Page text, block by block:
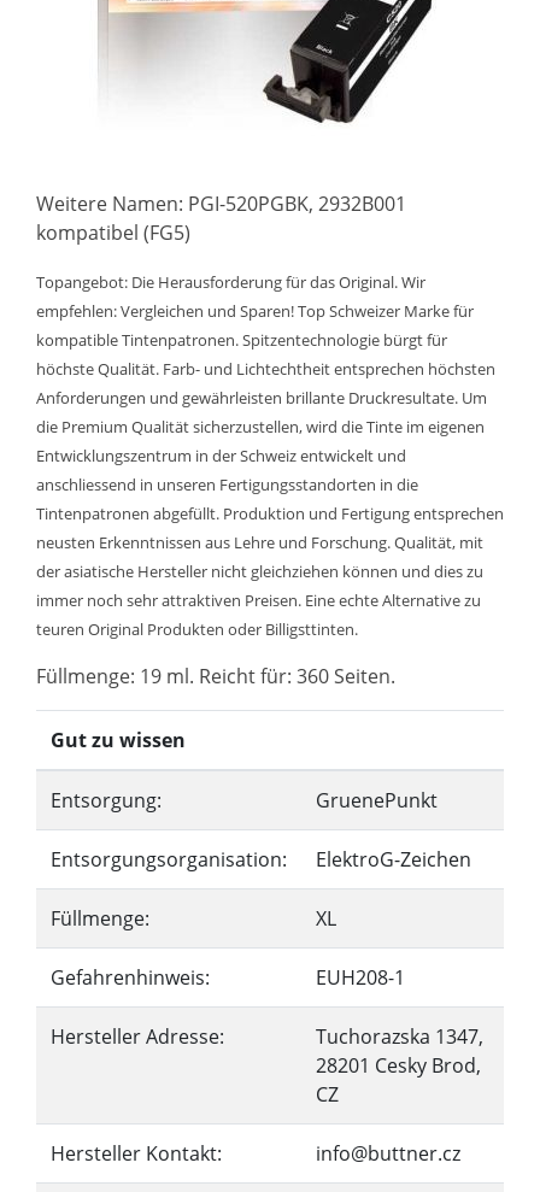
Weitere Namen: PGI-520PGBK, 2932B001
kompatibel (FG5)
Topangebot: Die Herausforderung für das Original. Wir
empfehlen: Vergleichen und Sparen! Top Schweizer Marke für
kompatible Tintenpatronen. Spitzentechnologie bürgt für
höchste Qualität. Farb- und Lichtechtheit entsprechen höchsten
Anforderungen und gewährleisten brillante Druckresultate. Um
die Premium Qualität sicherzustellen, wird die Tinte im eigenen
Entwicklungszentrum in der Schweiz entwickelt und
anschliessend in unseren Fertigungsstandorten in die
Tintenpatronen abgefüllt. Produktion und Fertigung entsprechen
neusten Erkenntnissen aus Lehre und Forschung. Qualität, mit
der asiatische Hersteller nicht gleichziehen können und dies zu
immer noch sehr attraktiven Preisen. Eine echte Alternative zu
teuren Original Produkten oder Billigsttinten.
Füllmenge: 19 ml. Reicht für: 360 Seiten.
Gut zu wissen
Entsorgung: GruenePunkt
Entsorgungsorganisation: ElektroG-Zeichen
Füllmenge: XL
Gefahrenhinweis: EUH208-1
Hersteller Adresse:
Tuchorazska 1347,
28201 Cesky Brod,
CZ
Hersteller Kontakt: info@buttner.cz